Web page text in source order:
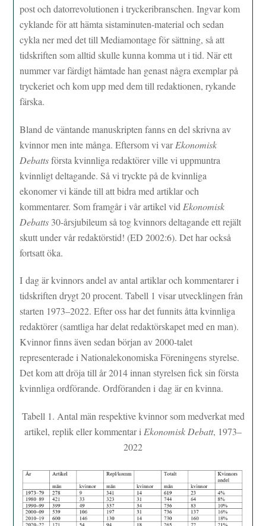
post och datorrevolutionen i tryckeribranschen. Ingvar kom
cyklande för att hämta sistaminuten-material och sedan
cykla ner med det till Mediamontage för sättning, så att
tidskriften som alltid skulle kunna komma ut i tid. När ett
nummer var färdigt hämtade han genast några exemplar på
tryckeriet och kom upp med dem till redaktionen, rykande
färska.
Bland de väntande manuskripten fanns en del skrivna av
kvinnor men inte många. Eftersom vi varEkonomisk
Debattsförsta kvinnliga redaktörer ville vi uppmuntra
kvinnligt deltagande. Så vi tryckte på de kvinnliga
ekonomer vi kände till att bidra med artiklar och
kommentarer. Som framgår i vår artikel vid Ekonomisk
Debatts 30-årsjubileum så tog kvinnors deltagande ett rejält
skutt under vår redaktörstid! (ED 2002:6). Det har också
fortsatt öka.
I dag är kvinnors andel av antal artiklar och kommentarer i
tidskriften drygt 20 procent. Tabell 1 visar utvecklingen från
starten 1973–2022. Efter oss har det funnits åtta kvinnliga
redaktörer (samtliga har delat redaktörskapet med en man).
Kvinnor finns även sedan början av 2000-talet
representerade i Nationalekonomiska Föreningens styrelse.
Det kom att dröja till år 2014 innan styrelsen fick sin första
kvinnliga ordförande. Ordföranden i dag är en kvinna.
Tabell 1. Antal män respektive kvinnor som medverkat med
artikel, replik eller kommentar i Ekonomisk Debatt, 1973–
2022